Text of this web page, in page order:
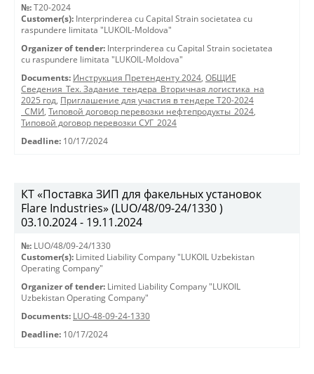
№: T20-2024
Customer(s): Interprinderea cu Capital Strain societatea cu
raspundere limitata "LUKOIL-Moldova"
Organizer of tender: Interprinderea cu Capital Strain societatea
cu raspundere limitata "LUKOIL-Moldova"
Documents: Инструкция Претенденту 2024, ОБЩИЕ
Сведения_Тех. Задание_тендера_Вторичная логистика_на
2025 год, Приглашение для участия в тендере Т20-2024
_СМИ, Типовой договор перевозки нефтепродукты_2024,
Типовой договор перевозки СУГ_2024
Deadline: 10/17/2024
КТ «Поставка ЗИП для факельных установок
Flare Industries» (LUO/48/09-24/1330 )
03.10.2024 - 19.11.2024
№: LUO/48/09-24/1330
Customer(s): Limited Liability Company "LUKOIL Uzbekistan
Operating Company"
Organizer of tender: Limited Liability Company "LUKOIL
Uzbekistan Operating Company"
Documents: LUO-48-09-24-1330
Deadline: 10/17/2024